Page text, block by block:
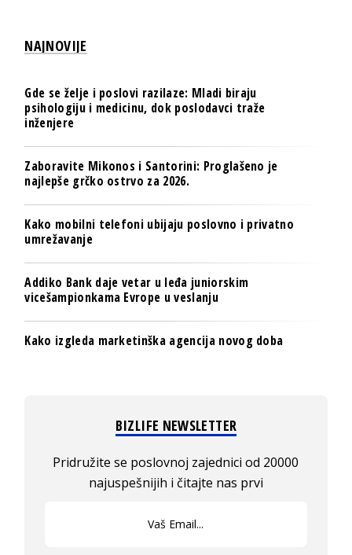
NAJNOVIJE
Gde se želje i poslovi razilaze: Mladi biraju
psihologiju i medicinu, dok poslodavci traže
inženjere
Zaboravite Mikonos i Santorini: Proglašeno je
najlepše grčko ostrvo za 2026.
Kako mobilni telefoni ubijaju poslovno i privatno
umrežavanje
Addiko Bank daje vetar u leđa juniorskim
vicešampionkama Evrope u veslanju
Kako izgleda marketinška agencija novog doba
BIZLIFE NEWSLETTER
Pridružite se poslovnoj zajednici od 20000
najuspešnijih i čitajte nas prvi